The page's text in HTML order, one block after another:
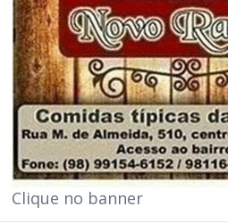
Clique no banner